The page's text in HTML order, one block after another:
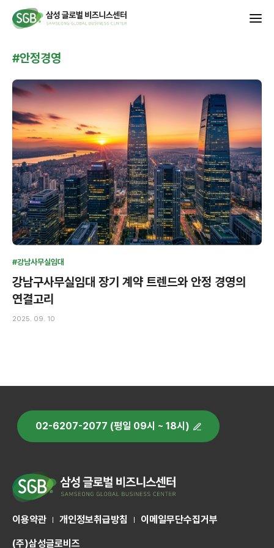
#안정경영
#강남사무실임대
강남구사무실임대 장기 계약 트렌드와 안정 경영의
연결고리
2025. 09. 10
02-6207-2077 (평일 09시 ~ 18시)
이용약관 개인정보취급방침 이메일무단수집거부
(주)삼성글로비즈